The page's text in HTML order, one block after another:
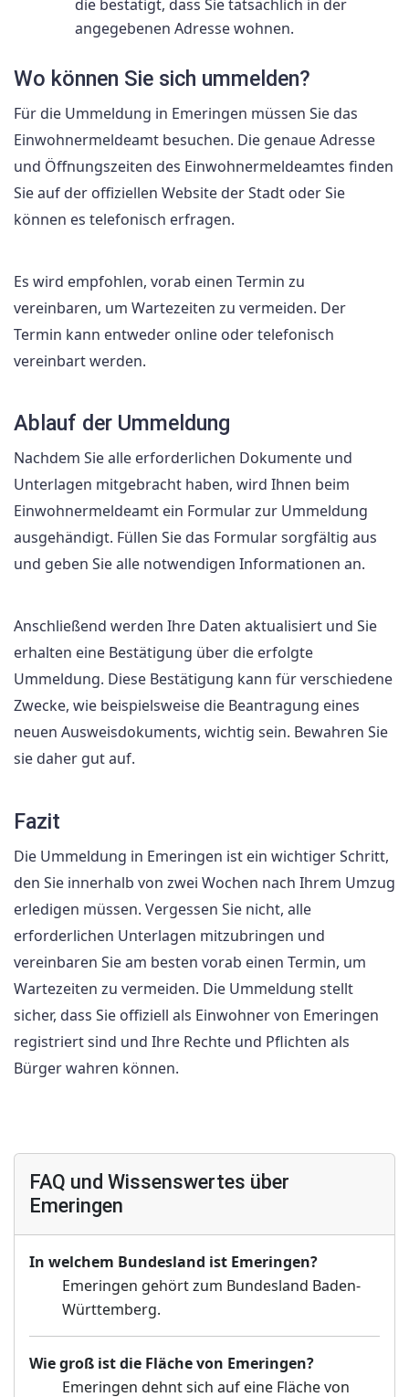
die bestätigt, dass Sie tatsächlich in der
angegebenen Adresse wohnen.
Wo können Sie sich ummelden?
Für die Ummeldung in Emeringen müssen Sie das
Einwohnermeldeamt besuchen. Die genaue Adresse
und Öffnungszeiten des Einwohnermeldeamtes finden
Sie auf der offiziellen Website der Stadt oder Sie
können es telefonisch erfragen.
Es wird empfohlen, vorab einen Termin zu
vereinbaren, um Wartezeiten zu vermeiden. Der
Termin kann entweder online oder telefonisch
vereinbart werden.
Ablauf der Ummeldung
Nachdem Sie alle erforderlichen Dokumente und
Unterlagen mitgebracht haben, wird Ihnen beim
Einwohnermeldeamt ein Formular zur Ummeldung
ausgehändigt. Füllen Sie das Formular sorgfältig aus
und geben Sie alle notwendigen Informationen an.
Anschließend werden Ihre Daten aktualisiert und Sie
erhalten eine Bestätigung über die erfolgte
Ummeldung. Diese Bestätigung kann für verschiedene
Zwecke, wie beispielsweise die Beantragung eines
neuen Ausweisdokuments, wichtig sein. Bewahren Sie
sie daher gut auf.
Fazit
Die Ummeldung in Emeringen ist ein wichtiger Schritt,
den Sie innerhalb von zwei Wochen nach Ihrem Umzug
erledigen müssen. Vergessen Sie nicht, alle
erforderlichen Unterlagen mitzubringen und
vereinbaren Sie am besten vorab einen Termin, um
Wartezeiten zu vermeiden. Die Ummeldung stellt
sicher, dass Sie offiziell als Einwohner von Emeringen
registriert sind und Ihre Rechte und Pflichten als
Bürger wahren können.
FAQ und Wissenswertes über
Emeringen
In welchem Bundesland ist Emeringen?
Emeringen gehört zum Bundesland Baden-
Württemberg.
Wie groß ist die Fläche von Emeringen?
Emeringen dehnt sich auf eine Fläche von